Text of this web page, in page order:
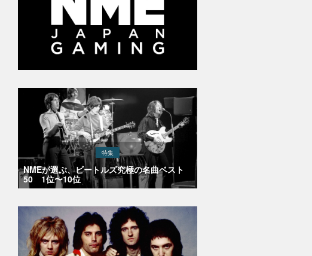
特集
NMEが選ぶ、ビートルズ究極の名曲ベスト
50 1位〜10位